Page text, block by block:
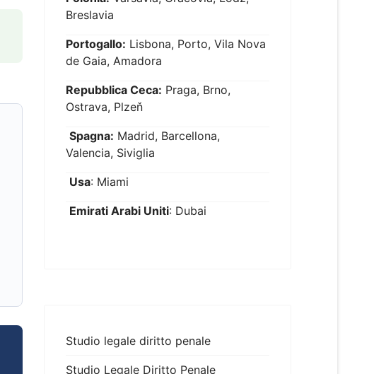
Breslavia
Portogallo: Lisbona, Porto, Vila Nova
de Gaia, Amadora
Repubblica Ceca: Praga, Brno,
Ostrava, Plzeň
Spagna: Madrid, Barcellona,
Valencia, Siviglia
Usa: Miami
Emirati Arabi Uniti: Dubai
Studio legale diritto penale
Studio Legale Diritto Penale